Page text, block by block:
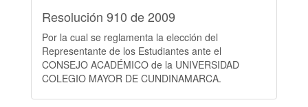
Resolución 910 de 2009
Por la cual se reglamenta la elección del
Representante de los Estudiantes ante el
CONSEJO ACADÉMICO de la UNIVERSIDAD
COLEGIO MAYOR DE CUNDINAMARCA.